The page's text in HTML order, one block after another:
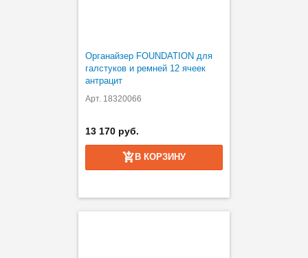
Органайзер FOUNDATION для
галстуков и ремней 12 ячеек
антрацит
Арт. 18320066
13 170 руб.
В КОРЗИНУ